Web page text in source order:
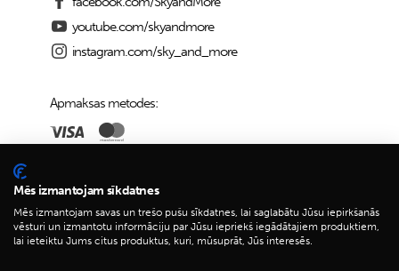
youtube.com/skyandmore
instagram.com/sky_and_more
Apmaksas metodes:
Piegādes iespējas:
Mēs izmantojam sīkdatnes
Mēs izmantojam savas un trešo pušu sīkdatnes, lai saglabātu Jūsu iepirkšanās
vēsturi un izmantotu informāciju par Jūsu iepriekš iegādātajiem produktiem,
lai ieteiktu Jums citus produktus, kuri, mūsuprāt, Jūs interesēs.